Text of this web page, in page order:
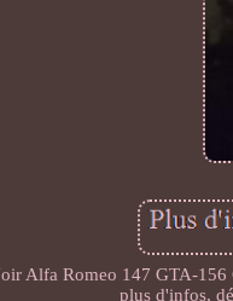
Alfa Romeo 147 GTA-156
plus d'infos,